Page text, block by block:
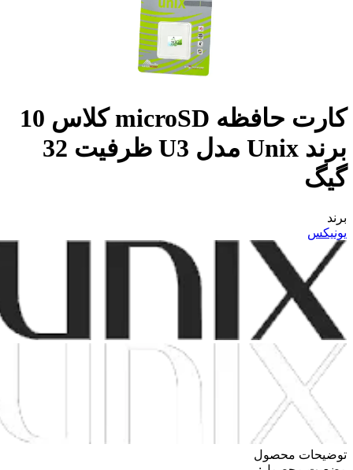
کارت حافظه microSD کلاس 10
برند Unix مدل U3 ظرفیت 32
گیگ
برند
یونیکس
توضیحات محصول